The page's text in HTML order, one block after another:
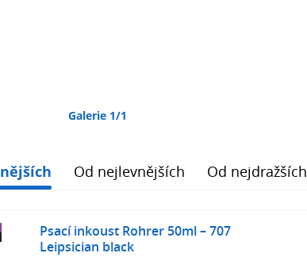
Galerie 1/1
Od nejlevnějších Od nejdražších
Psací inkoust Rohrer 50ml – 707
Leipsician black